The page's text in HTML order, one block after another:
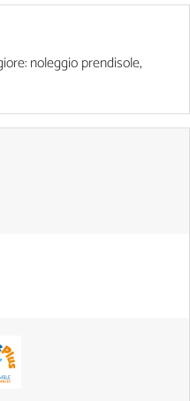
noleggio prendisole,